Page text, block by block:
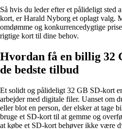
Så hvis du leder efter et pålideligt sted
kort, er Harald Nyborg et oplagt valg.
omdømme og konkurrencedygtige
rigtige kort til dine behov.
Hvordan få en billig 32
de bedste tilbud
Et solidt og pålideligt 32 GB SD-kort
arbejder med digitale filer. Uanset om
eller blot en person, der elsker at tage
bruge et SD-kort til at gemme og
at købe et SD-kort behøver ikke være